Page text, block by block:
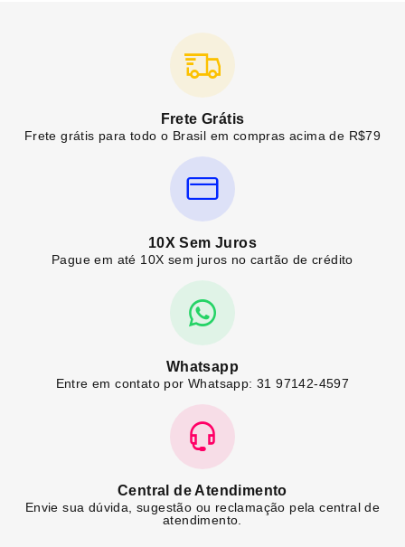
Frete Grátis
Frete grátis para todo o Brasil em compras acima de R$79
10X Sem Juros
Pague em até 10X sem juros no cartão de crédito
Whatsapp
Entre em contato por Whatsapp: 31 97142-4597
Central de Atendimento
Envie sua dúvida, sugestão ou reclamação pela central de
atendimento.